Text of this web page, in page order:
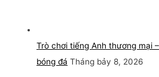
Trò chơi tiếng Anh thương mại
bóng đá Tháng bảy 8, 2026